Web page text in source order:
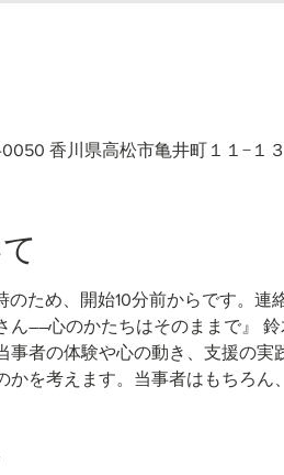
香川県高松市亀井町１１−１３
のため、開始10分前からです。連
ん――心のかたちはそのままで』 鈴
事者の体験や心の動き、支援の
かを考えます。当事者はもちろ